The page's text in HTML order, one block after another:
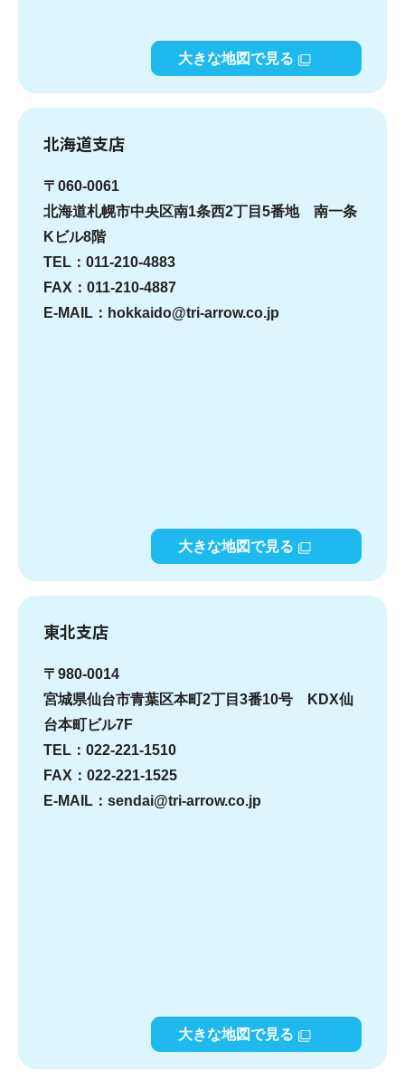
大きな地図で見る
北海道支店
〒060-0061
北海道札幌市中央区南1条西2丁目5番地 南一条
Kビル8階
TEL：011-210-4883
FAX：011-210-4887
E-MAIL：hokkaido@tri-arrow.co.jp
大きな地図で見る
東北支店
〒980-0014
宮城県仙台市青葉区本町2丁目3番10号 KDX仙
台本町ビル7F
TEL：022-221-1510
FAX：022-221-1525
E-MAIL：sendai@tri-arrow.co.jp
大きな地図で見る